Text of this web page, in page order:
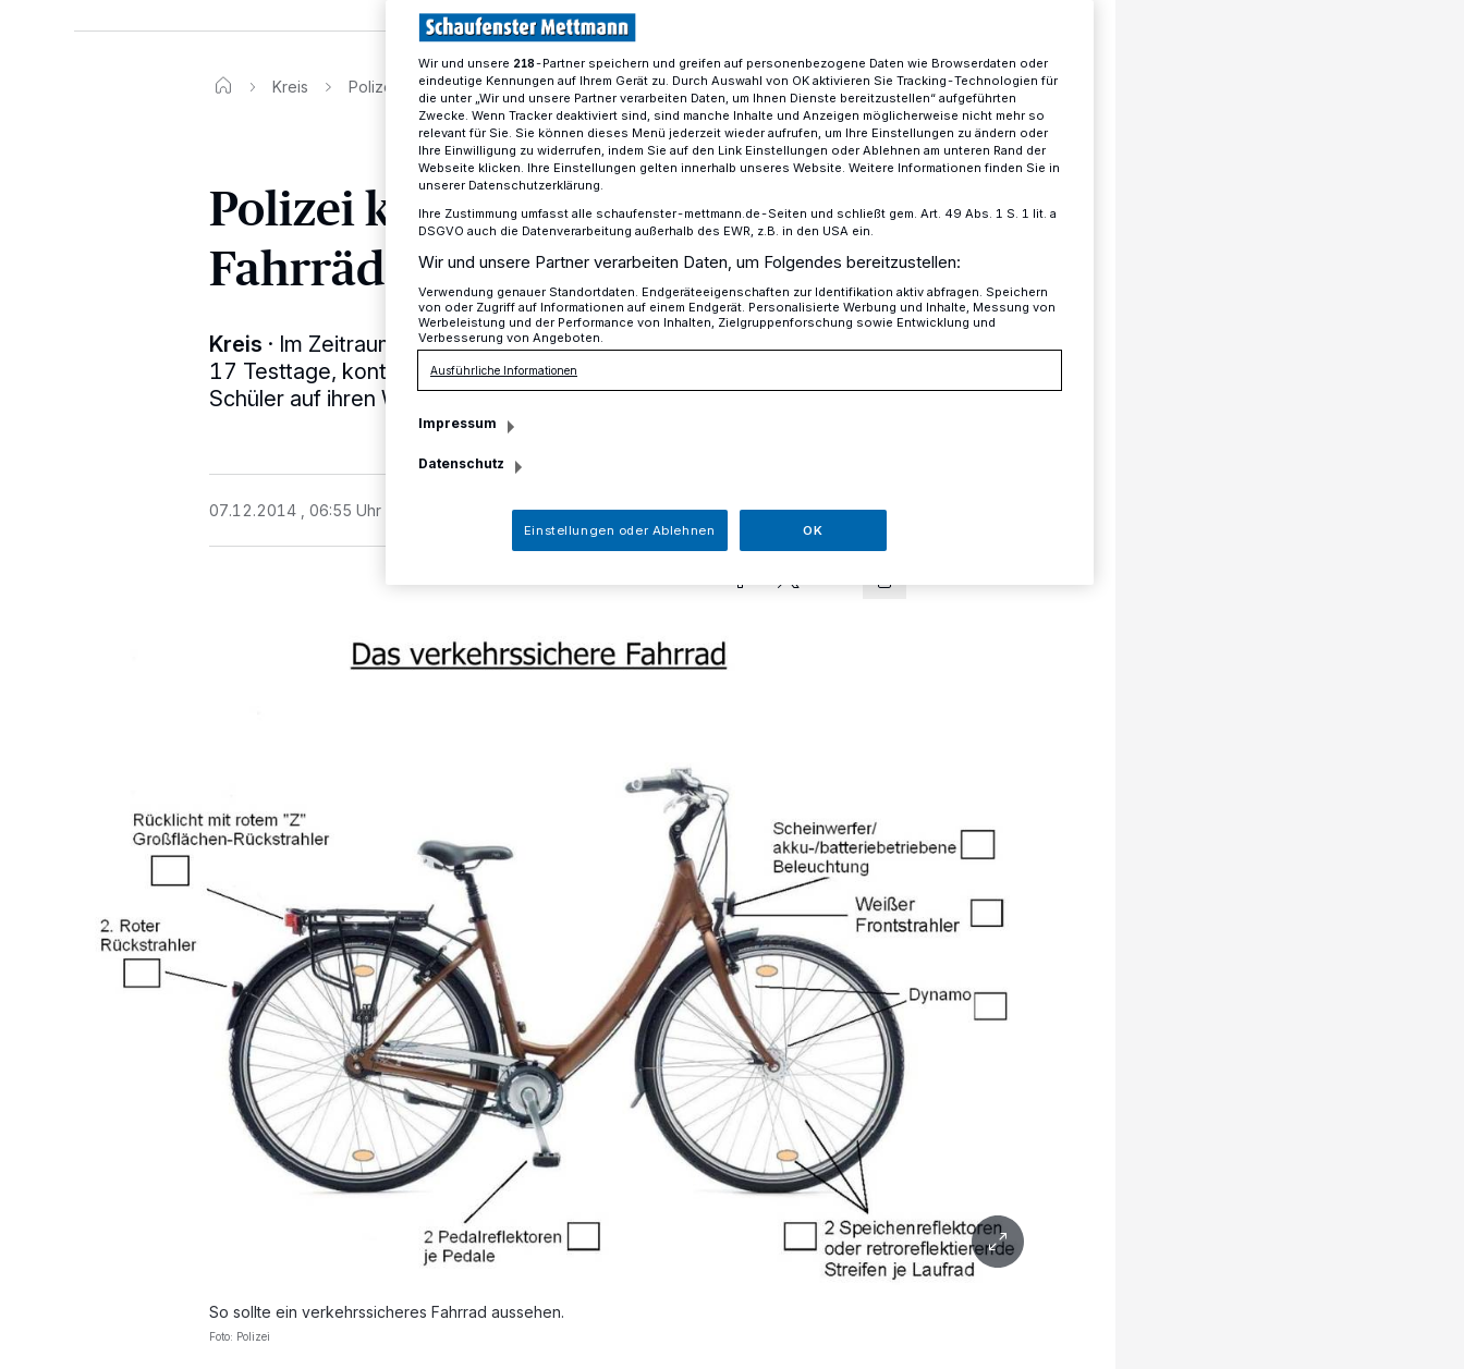
Kreis Polizei kontrollierte 3500 Fahrräder bei Lichttestaktion
Polizei kontrollierte 3500
Fahrräder bei Lichttestaktion
Kreis · Im Zeitraum vom 27. Oktober bis 28. November, verteilt auf
17 Testtage, kontrollierten 115 Polizeibeamte Fahrrad fahrende
Schüler auf ihren Wegen zu den weiterführenden Schulen im Kreis.
07.12.2014 , 06:55 Uhr 2 Minuten Lesezeit
So sollte ein verkehrssicheres Fahrrad aussehen.
Foto: Polizei
Wir und unsere 218-Partner speichern und greifen auf personenbezogene Daten wie Browserdaten oder
eindeutige Kennungen auf Ihrem Gerät zu. Durch Auswahl von OK aktivieren Sie Tracking-Technologien für
die unter „Wir und unsere Partner verarbeiten Daten, um Ihnen Dienste bereitzustellen“ aufgeführten
Zwecke. Wenn Tracker deaktiviert sind, sind manche Inhalte und Anzeigen möglicherweise nicht mehr so
relevant für Sie. Sie können dieses Menü jederzeit wieder aufrufen, um Ihre Einstellungen zu ändern oder
Ihre Einwilligung zu widerrufen, indem Sie auf den Link Einstellungen oder Ablehnen am unteren Rand der
Webseite klicken. Ihre Einstellungen gelten innerhalb unseres Website. Weitere Informationen finden Sie in
unserer Datenschutzerklärung.
Ihre Zustimmung umfasst alle schaufenster-mettmann.de-Seiten und schließt gem. Art. 49 Abs. 1 S. 1 lit. a
DSGVO auch die Datenverarbeitung außerhalb des EWR, z.B. in den USA ein.
Wir und unsere Partner verarbeiten Daten, um Folgendes bereitzustellen:
Verwendung genauer Standortdaten. Endgeräteeigenschaften zur Identifikation aktiv abfragen. Speichern
von oder Zugriff auf Informationen auf einem Endgerät. Personalisierte Werbung und Inhalte, Messung von
Werbeleistung und der Performance von Inhalten, Zielgruppenforschung sowie Entwicklung und
Verbesserung von Angeboten.
Ausführliche Informationen
Impressum
Datenschutz
Einstellungen oder Ablehnen OK